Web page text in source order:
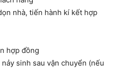
nhà, tiến hành kí kết hợp
hợp đồng
sinh sau vận chuyển (nếu